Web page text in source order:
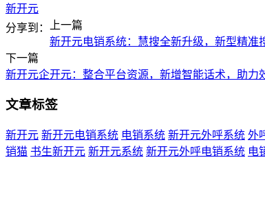
新开元
分享到：
上一篇
新开元电销系统：慧搜全新升级，新型精准
下一篇
新开元企开元：整合平台资源，新增智能话术，助力
文章标签
新开元 新开元电销系统 电销系统 新开元外呼系统 外
销猫 书生新开元 新开元系统 新开元外呼电销系统 电